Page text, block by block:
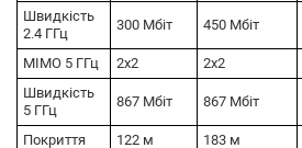
Швидкість
2.4 ГГц
300 Мбіт 450 Мбіт
MIMO 5 ГГц 2x2 2x2
Швидкість
5 ГГц
867 Мбіт 867 Мбіт
Покриття 122 м 183 м